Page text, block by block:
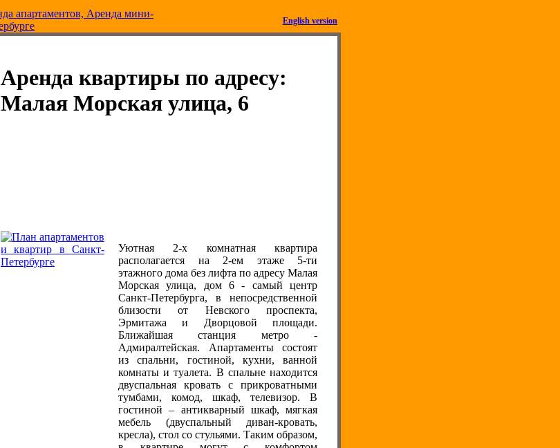
English version
Аренда квартиры по адресу:
Малая Морская улица, 6
Уютная 2-х комнатная квартира
располагается на 2-ем этаже 5-ти
этажного дома без лифта по адресу Малая
Морская улица, дом 6 - самый центр
Санкт-Петербурга, в непосредственной
близости от Невского проспекта,
Эрмитажа и Дворцовой площади.
Ближайшая станция метро -
Адмиралтейская. Апартаменты состоят
из спальни, гостиной, кухни, ванной
комнаты и туалета. В спальне находится
двуспальная кровать с прикроватными
тумбами, комод, шкаф, телевизор. В
гостиной – антикварный шкаф, мягкая
мебель (двуспальный диван-кровать,
кресла), стол со стульями. Таким образом,